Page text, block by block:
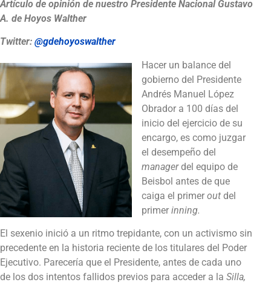
Artículo de opinión de nuestro Presidente Nacional Gustavo
A. de Hoyos Walther
Twitter: @gdehoyoswalther
Hacer un balance del
gobierno del Presidente
Andrés Manuel López
Obrador a 100 días del
inicio del ejercicio de su
encargo, es como juzgar
el desempeño del
managerdel equipo de
Beisbol antes de que
caiga el primer out del
primer inning.
El sexenio inició a un ritmo trepidante, con un activismo sin
precedente en la historia reciente de los titulares del Poder
Ejecutivo. Parecería que el Presidente, antes de cada uno
de los dos intentos fallidos previos para acceder a la Silla,